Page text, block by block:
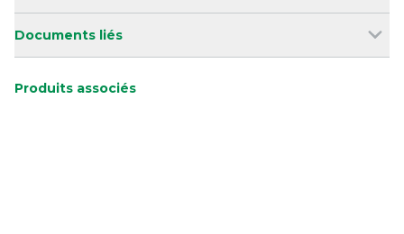
Documents liés
Produits associés